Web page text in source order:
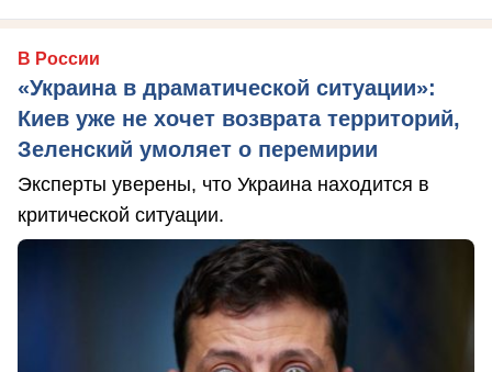
В России
«Украина в драматической ситуации»:
Киев уже не хочет возврата территорий,
Зеленский умоляет о перемирии
Эксперты уверены, что Украина находится в
критической ситуации.